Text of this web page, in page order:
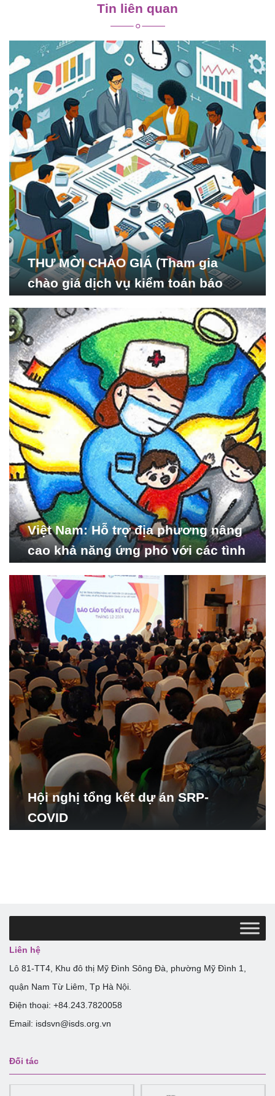
Tin liên quan
THƯ MỜI CHÀO GIÁ (Tham gia
chào giá dịch vụ kiểm toán báo
Nghiên cứu Phát triển Xã
hội_ISDS)
Việt Nam: Hỗ trợ địa phương nâng
cao khả năng ứng phó với các tình
Hội nghị tổng kết dự án SRP-
COVID
Liên hệ
Lô 81-TT4, Khu đô thị Mỹ Đình Sông Đà, phường Mỹ Đình 1,
quận Nam Từ Liêm, Tp Hà Nội.
Điện thoại: +84.243.7820058
Email: isdsvn@isds.org.vn
Đối tác